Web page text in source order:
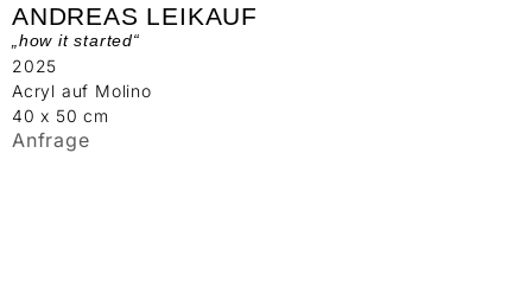
ANDREAS LEIKAUF
„how it started“
2025
Acryl auf Molino
40 x 50 cm
Anfrage